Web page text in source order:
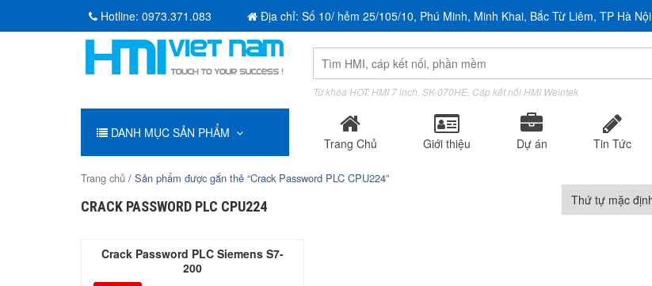
Hotline:0973.371.083 Địa chỉ: Số 10/ hẻm 25/105/10, Phú Minh, Minh Khai, Bắc Từ Liêm, TP Hà Nội
Tìm
kiếm:
Từ khóa HOT: HMI 7 inch, SK-070HE, Cáp kết nối HMI Weintek
DANH MỤC SẢN PHẨM
Trang Chủ Giới thiệu Dự án Tin Tức
Trang chủ / Sản phẩm được gắn thẻ “Crack Password PLC CPU224”
CRACK PASSWORD PLC CPU224
Crack Password PLC Siemens S7-
200